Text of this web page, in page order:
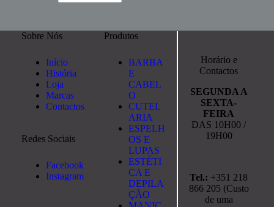
Sobre Nós
Início
História
Loja
Marcas
Contactos
Redes Sociais
Facebook
Instagram
Produtos
BARBA
E
CABEL
O
CUTEL
ARIA
ESPELH
OS E
LUPAS
ESTÉTI
CA E
DEPILA
ÇÃO
Horário e
Contactos
SEGUNDA A
SEXTA-
FEIRA
DAS 10H00 /
19H00
Tel.: +351 218
866 205 (Custo
de uma